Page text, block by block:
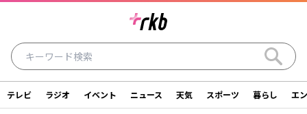
テレビ ラジオ イベント ニュース
テレビ ラジオ イベント ニュース 天気 スポーツ 暮らし エ